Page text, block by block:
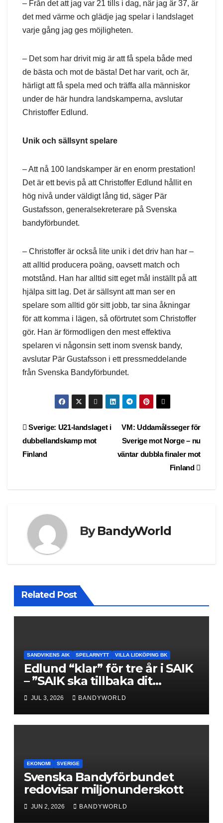
– Från det att jag var 21 tills i dag, när jag är 37, är
det med värme och glädje jag spelar i landslaget
varje gång jag ges möjligheten.
– Det som har drivit mig är att få spela både med
de bästa och mot de bästa! Det har varit, och är,
härligt att få spela med och träffa alla människor
under de här hundra landskamperna, avslutar
Christoffer Edlund.
Unik och sällsynt spelare
– Att nå 100 landskamper är en enorm prestation!
Det är ett bevis på att Christoffer Edlund hållit en
hög nivå under väldigt lång tid, säger Pär
Gustafsson, generalsekreterare på Svenska
bandyförbundet.
– Christoffer är också lite unik i det driv han har –
att alltid producera poäng, oavsett match och
motstånd. Han har alltid sitt eget mål inställt på att
hjälpa sitt lag. Det är sällsynt att man ser en
spelare som alltid gör sitt jobb, tar sina åkningar
för att komma i lägen, så oförtrutet som Christoffer
gör. Han är förmodligen den mest effektiva
spelaren vi någonsin sett inom svensk bandy,
avslutar Pär Gustafsson i ett pressmeddelande
från Svenska Bandyförbundet.
Post
navigation
VM: Uddamålsseger för
Sverige mot Norge – nu
väntar dubbla finaler mot
Finland
Sverige: U21-landslaget i
dubbellandskamp mot
Finland
ByBandyWorld
Related Post
SANDVIKENS AIK SPELARNYTT VILLA LIDKÖPING BK
Edlund “klar” för tre år i SAIK
– ”SAIK ska tillbaka dit
klubben hör hemma”
JUL 3, 2026 BANDYWORLD
EKONOMI SVERIGE
Svenska Bandyförbundet
redovisar miljonunderskott
JUN 2, 2026 BANDYWORLD